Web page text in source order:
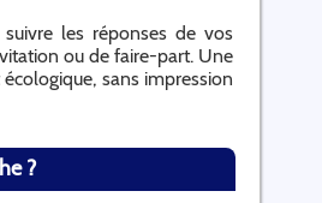
les réponses de vos
ou de faire-part. Une
sans impression
?